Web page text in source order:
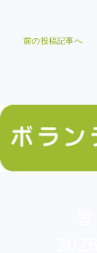
前の投稿記事へ